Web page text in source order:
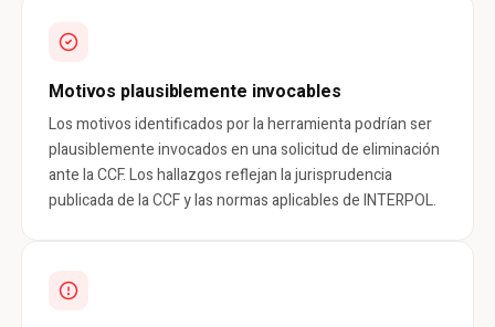
Motivos plausiblemente invocables
Los motivos identificados por la herramienta podrían ser
plausiblemente invocados en una solicitud de eliminación
ante la CCF. Los hallazgos reflejan la jurisprudencia
publicada de la CCF y las normas aplicables de INTERPOL.